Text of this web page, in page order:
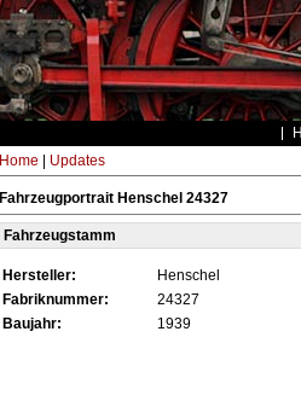
Home Updates
Fahrzeugportrait Henschel 24327
Fahrzeugstamm
Hersteller:
Henschel
Fabriknummer:
24327
Baujahr:
1939